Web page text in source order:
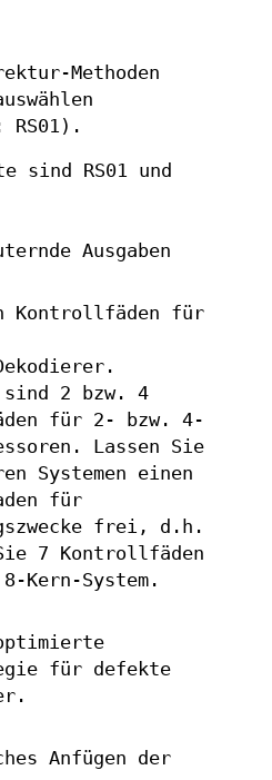
Methoden
RS01).
sind RS01 und
Ausgaben
n Kontrollfäden für
sind 2 bzw. 4
für 2- bzw. 4-
Lassen Sie
Systemen einen
für
frei, d.h.
7 Kontrollfäden
Kern-System.
für defekte
Anfügen der